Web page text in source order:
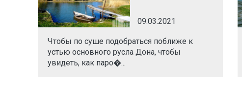
09.03.2021
Чтобы по суше подобраться поближе к
устью основного русла Дона, чтобы
увидеть, как паро�...